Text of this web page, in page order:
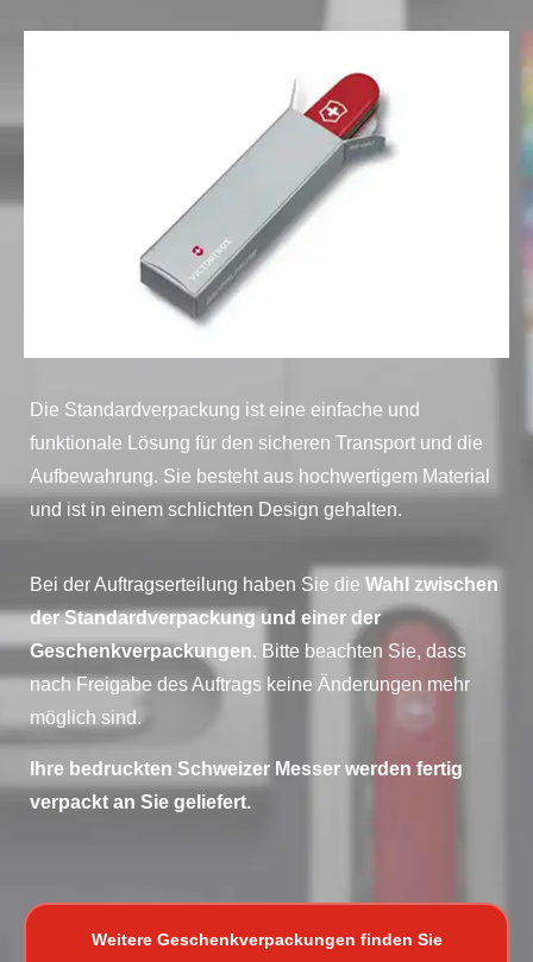
Die Standardverpackung ist eine einfache und
funktionale Lösung für den sicheren Transport und die
Aufbewahrung. Sie besteht aus hochwertigem Material
und ist in einem schlichten Design gehalten.
Bei der Auftragserteilung haben Sie die Wahl zwischen
der Standardverpackung und einer der
Geschenkverpackungen. Bitte beachten Sie, dass
nach Freigabe des Auftrags keine Änderungen mehr
möglich sind.
Ihre bedruckten Schweizer Messer werden fertig
verpackt an Sie geliefert.
Weitere Geschenkverpackungen finden Sie